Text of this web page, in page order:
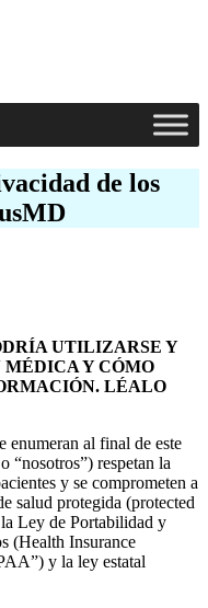
de los
UTILIZARSE Y
Y CÓMO
LÉALO
enumeran al final de este
“nosotros”) respetan la
y se comprometen a
salud protegida (protected
Ley de Portabilidad y
(Health Insurance
y la ley estatal